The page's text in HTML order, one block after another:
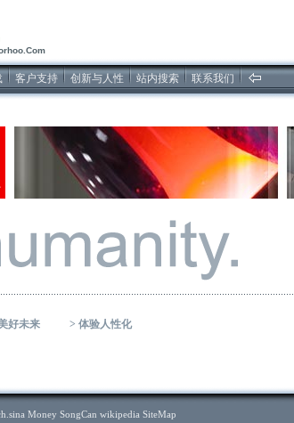
客户支持 创新与人性 站内搜索 联系我们
好未来 > 体验人性化
Money SongCan wikipedia SiteMap